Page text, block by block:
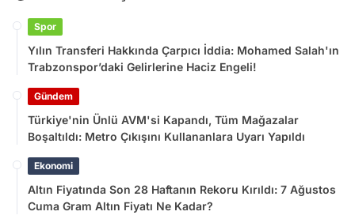
Spor
Yılın Transferi Hakkında Çarpıcı İddia: Mohamed Salah'ın
Trabzonspor’daki Gelirlerine Haciz Engeli!
Gündem
Türkiye'nin Ünlü AVM'si Kapandı, Tüm Mağazalar
Boşaltıldı: Metro Çıkışını Kullananlara Uyarı Yapıldı
Ekonomi
Altın Fiyatında Son 28 Haftanın Rekoru Kırıldı: 7 Ağustos
Cuma Gram Altın Fiyatı Ne Kadar?